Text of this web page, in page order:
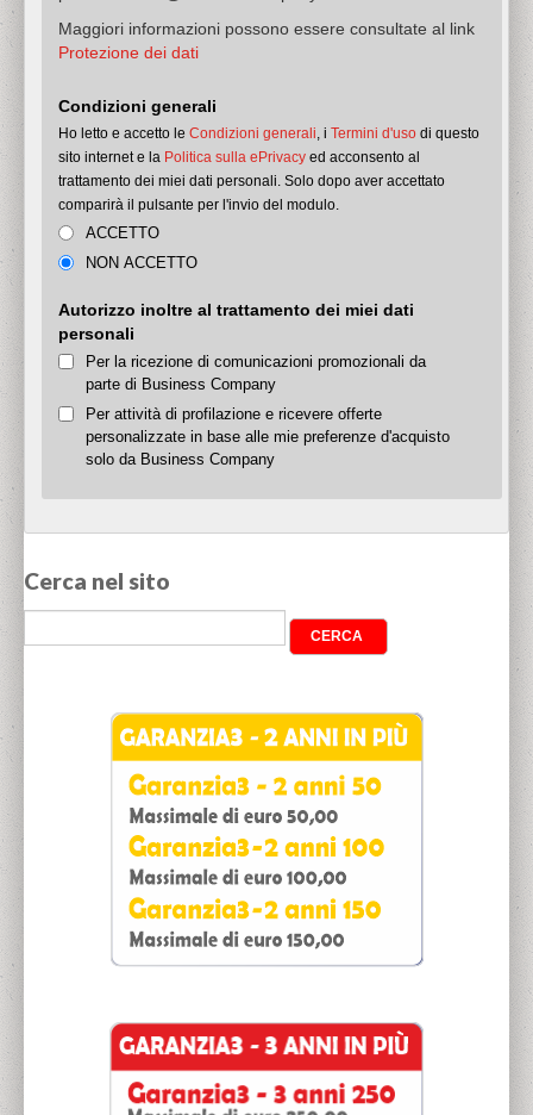
Maggiori informazioni possono essere consultate al link
Protezione dei dati
Condizioni generali
Ho letto e accetto le Condizioni generali , i Termini d'usodi questo
sito internet e la Politica sulla ePrivacyed acconsento al
trattamento dei miei dati personali. Solo dopo aver accettato
comparirà il pulsante per l'invio del modulo.
ACCETTO
NON ACCETTO
Autorizzo inoltre al trattamento dei miei dati
personali
Per la ricezione di comunicazioni promozionali da
parte di Business Company
Per attività di profilazione e ricevere offerte
personalizzate in base alle mie preferenze d'acquisto
solo da Business Company
Cerca nel sito